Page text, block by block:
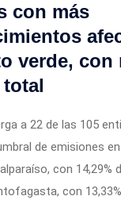
con más
verde, con
total
a 22 de las 105
de emisiones en
con 14,29%
con